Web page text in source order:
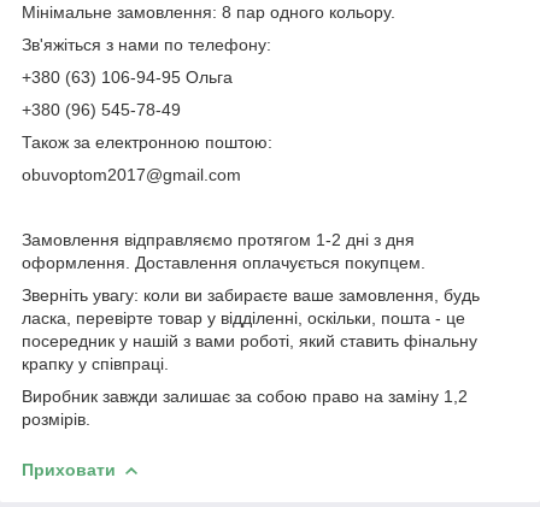
Мінімальне замовлення: 8 пар одного кольору.
Зв'яжіться з нами по телефону:
+380 (63) 106-94-95 Ольга
+380 (96) 545-78-49
Також за електронною поштою:
obuvoptom2017@gmail.com
Замовлення відправляємо протягом 1-2 дні з дня
оформлення. Доставлення оплачується покупцем.
Зверніть увагу: коли ви забираєте ваше замовлення, будь
ласка, перевірте товар у відділенні, оскільки, пошта - це
посередник у нашій з вами роботі, який ставить фінальну
крапку у співпраці.
Виробник завжди залишає за собою право на заміну 1,2
розмірів.
Приховати